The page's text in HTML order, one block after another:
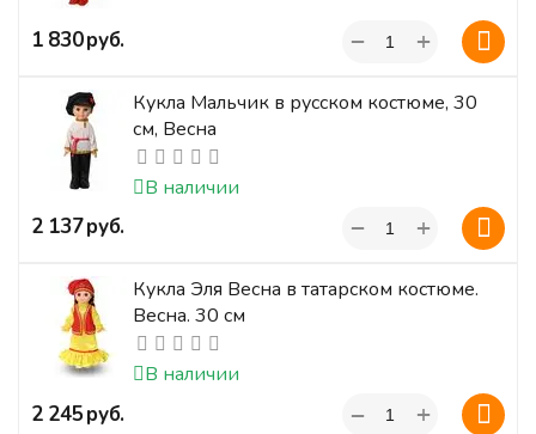
‍1 830‍руб. +
−
Кукла Мальчик в русском костюме, 30
см, Весна
В наличии
‍2 137‍руб. +
−
Кукла Эля Весна в татарском костюме.
Весна. 30 см
В наличии
‍2 245‍руб. +
−